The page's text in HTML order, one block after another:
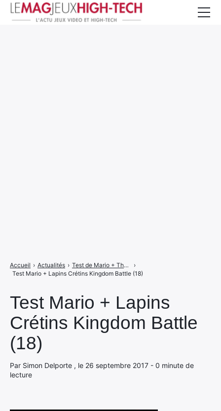
Test Mario + Lapins
Crétins Kingdom Battle
(18)
Par Simon Delporte , le 26 septembre 2017 - 0 minute de
lecture
Accueil › Actualités › Test de Mario + The Lapins Crétins Kingdom Battle, le mariage parfait ?
›
Test Mario + Lapins Crétins Kingdom Battle (18)